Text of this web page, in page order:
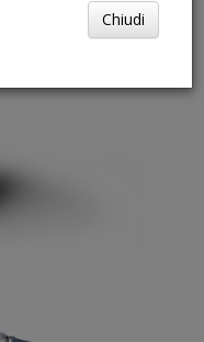
Chiudi